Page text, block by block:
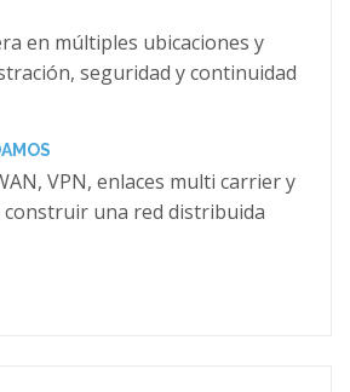
en múltiples ubicaciones y
seguridad y continuidad
VPN, enlaces multi carrier y
una red distribuida